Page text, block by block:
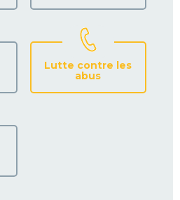
Lutte contre les
abus